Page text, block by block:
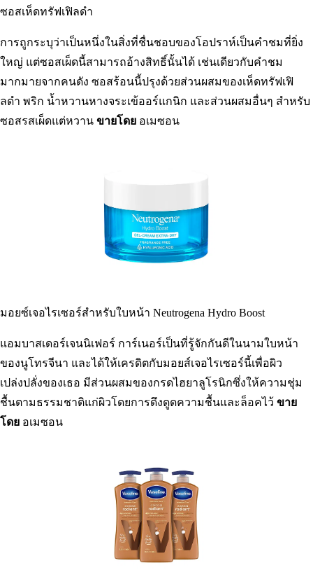
ซอสเห็ดทรัฟเฟิลดำ
การถูกระบุว่าเป็นหนึ่งในสิ่งที่ชื่นชอบของโอปราห์เป็นคำชมที่ยิ่ง
ลดำ พริก น้ำหวานหางจระเข้ออร์แกนิก และส่วนผสมอื่นๆ สำหรับ
มอยซ์เจอไรเซอร์สำหรับใบหน้า Neutrogena Hydro Boost
แอมบาสเดอร์เจนนิเฟอร์ การ์เนอร์เป็นที่รู้จักกันดีในนามใบหน้า
ชื้นตามธรรมชาติแก่ผิวโดยการดึงดูดความชื้นและล็อคไว้